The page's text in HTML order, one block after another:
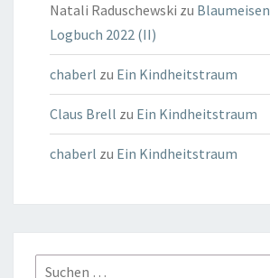
Natali Raduschewski zu
Logbuch 2022 (II)
chaberl zu Ein Kindheitstraum
Claus Brell zu Ein Kindheitstraum
chaberl zu Ein Kindheitstraum
Suchen